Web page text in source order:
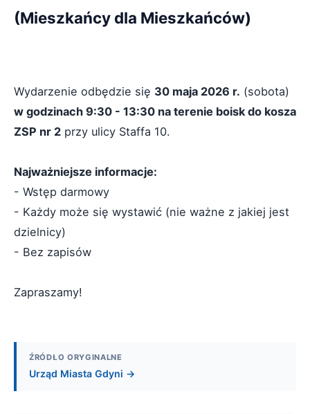
(Mieszkańcy dla Mieszkańców)
Wydarzenie odbędzie się 30 maja 2026 r. (sobota)
w godzinach 9:30 - 13:30 na terenie boisk do kosza
ZSP nr 2 przy ulicy Staffa 10.
Najważniejsze informacje:
- Wstęp darmowy
- Każdy może się wystawić (nie ważne z jakiej jest
dzielnicy)
- Bez zapisów
Zapraszamy!
ŹRÓDŁO ORYGINALNE
Urząd Miasta Gdyni →